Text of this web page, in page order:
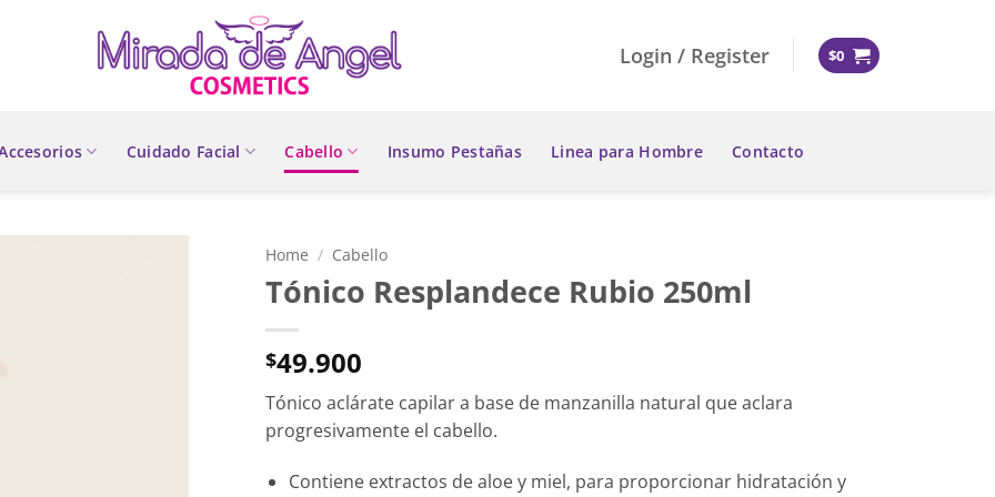
Login / Register $0
Cuidado Facial Cabello Insumo Pestañas Linea para Hombre Contacto
Home / Cabello
Tónico Resplandece Rubio 250ml
$49.900
Tónico aclárate capilar a base de manzanilla natural que aclara
progresivamente el cabello.
Contiene extractos de aloe y miel, para proporcionar hidratación y